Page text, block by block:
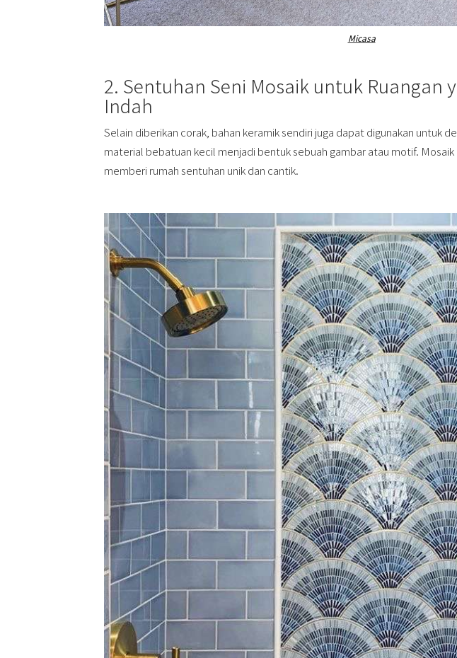
Micasa
2. Sentuhan Seni Mosaik untuk Ruangan
Indah
Selain diberikan corak, bahan keramik sendiri juga dapat digunakan untuk
material bebatuan kecil menjadi bentuk sebuah gambar atau motif.
memberi rumah sentuhan unik dan cantik.